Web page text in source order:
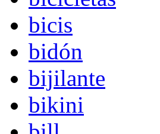
bicis
bidón
bijilante
bikini